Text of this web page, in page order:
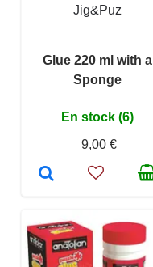
Jig&Puz
Glue 220 ml with a
Sponge
En stock (6)
9,00 €